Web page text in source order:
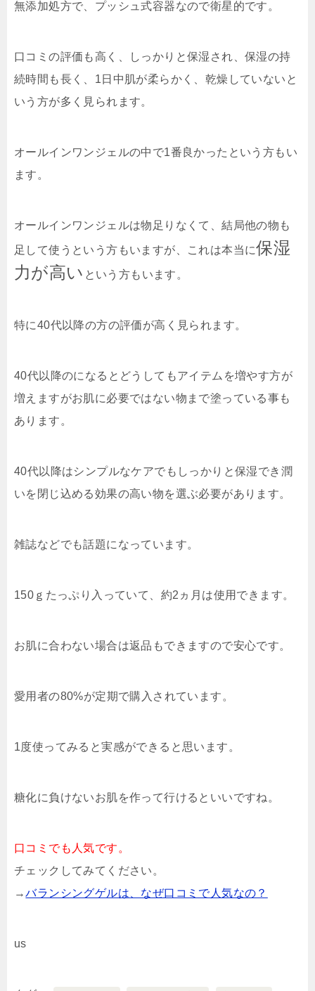
無添加処方で、プッシュ式容器なので衛星的です。
口コミの評価も高く、しっかりと保湿され、保湿の持
続時間も長く、1日中肌が柔らかく、乾燥していないと
いう方が多く見られます。
オールインワンジェルの中で1番良かったという方もい
ます。
オールインワンジェルは物足りなくて、結局他の物も
足して使うという方もいますが、これは本当に保湿
力が高い という方もいます。
特に40代以降の方の評価が高く見られます。
40代以降のになるとどうしてもアイテムを増やす方が
増えますがお肌に必要ではない物まで塗っている事も
あります。
40代以降はシンプルなケアでもしっかりと保湿でき潤
いを閉じ込める効果の高い物を選ぶ必要があります。
雑誌などでも話題になっています。
150ｇたっぷり入っていて、約2ヵ月は使用できます。
お肌に合わない場合は返品もできますので安心です。
愛用者の80%が定期で購入されています。
1度使ってみると実感ができると思います。
糖化に負けないお肌を作って行けるといいですね。
口コミでも人気です。
チェックしてみてください。
→バランシングゲルは、なぜ口コミで人気なの？
us